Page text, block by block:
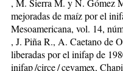
, M. Sierra M. y N. Gómez
mejoradas de maíz por el
Mesoamericana, vol. 14,
, J. Piña R., A. Caetano de
liberadas por el inifap de
inifap /circe / cevamex,